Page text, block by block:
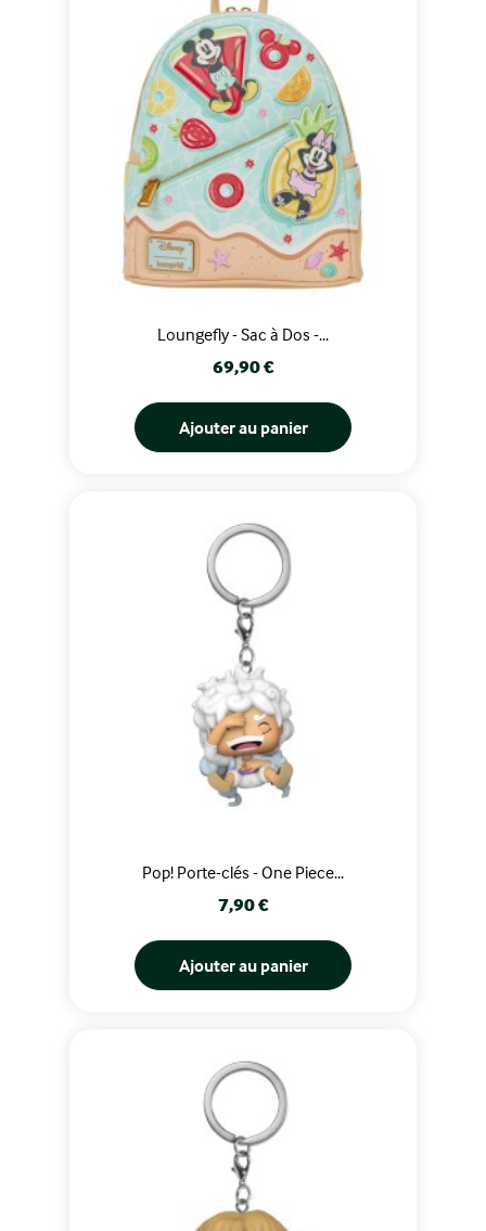
Loungefly - Sac à Dos -...
Prix
69,90 €
Ajouter au panier
Pop! Porte-clés - One Piece...
Prix
7,90 €
Ajouter au panier